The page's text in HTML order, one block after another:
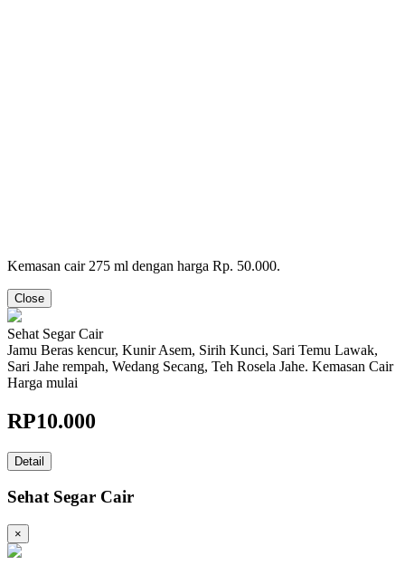
Kemasan cair 275 ml dengan harga Rp. 50.000.
Close
Sehat Segar Cair
Jamu Beras kencur, Kunir Asem, Sirih Kunci, Sari Temu Lawak,
Sari Jahe rempah, Wedang Secang, Teh Rosela Jahe. Kemasan Cair
Harga mulai
RP10.000
Detail
Sehat Segar Cair
×